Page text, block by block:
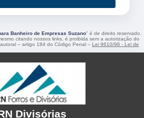
Banheiro de Empresas Suzano" é de direito reservado.
citando nossos links, é proibida sem a autorização do
– artigo 184 do Código Penal – Lei 9610/98 - Lei de
Divisórias